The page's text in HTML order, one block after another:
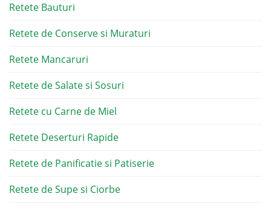
Retete Bauturi
Retete de Conserve si Muraturi
Retete Mancaruri
Retete de Salate si Sosuri
Retete cu Carne de Miel
Retete Deserturi Rapide
Retete de Panificatie si Patiserie
Retete de Supe si Ciorbe